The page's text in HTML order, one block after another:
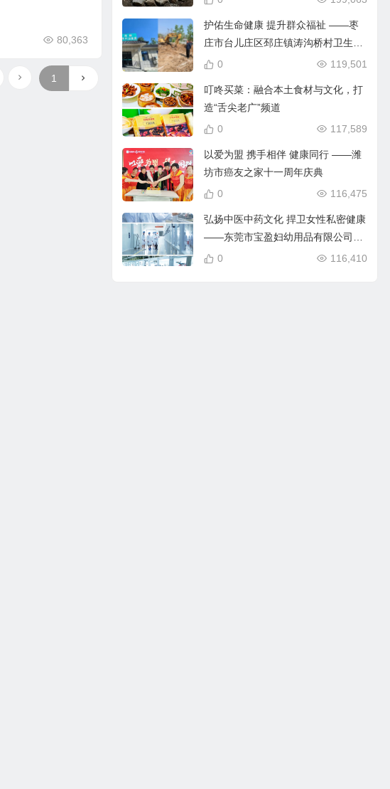
80,363
护佑生命健康 提升群众福祉 ——枣
庄市台儿庄区邳庄镇涛沟桥村卫生室
提档升级纪实
119,501
0
叮咚买菜：融合本土食材与文化，打
造“舌尖老广”频道
117,589
0
以爱为盟 携手相伴 健康同行 ——潍
坊市癌友之家十一周年庆典
116,475
0
弘扬中医中药文化 捍卫女性私密健康
——东莞市宝盈妇幼用品有限公司在
行动
116,410
0